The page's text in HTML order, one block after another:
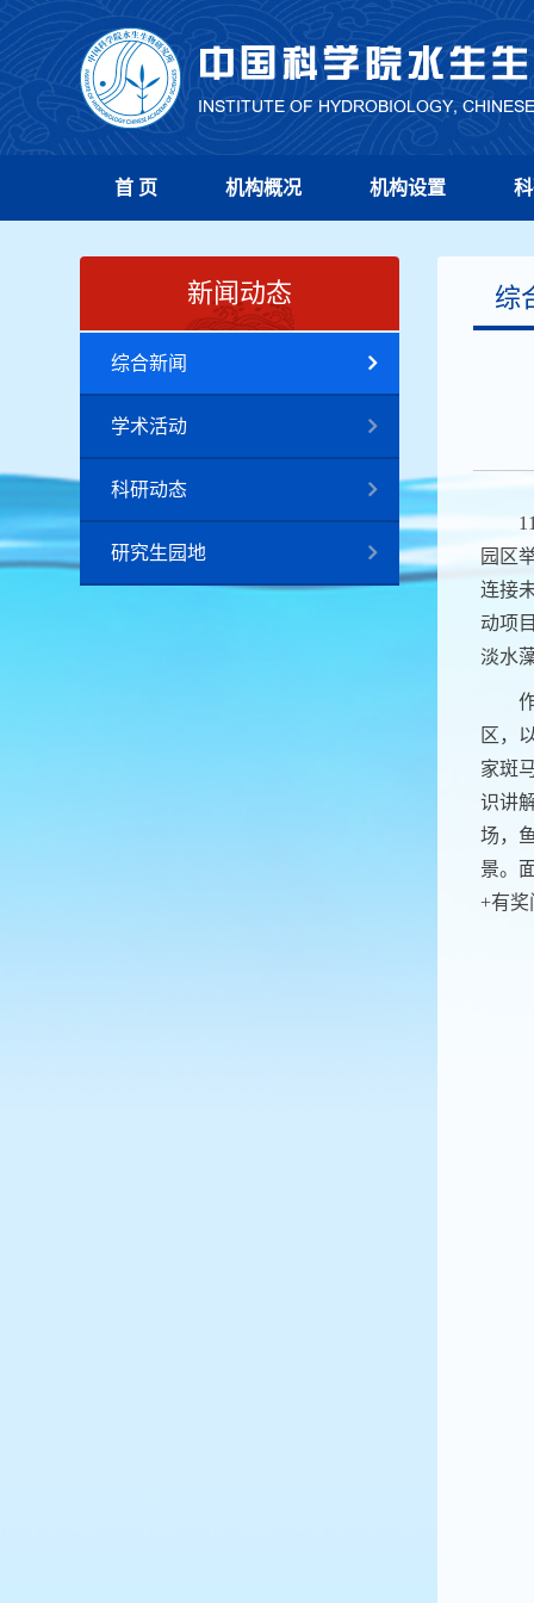
首 页 机构概况 机构设置
新闻动态
综合新闻
学术活动
科研动态
研究生园地
综
园区
连接
动项
淡水
区，
家斑
识讲
场，
景。
+有奖